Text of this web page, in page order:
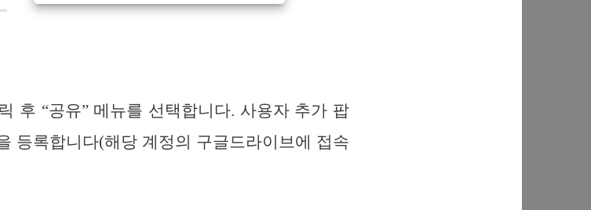
후 “공유” 메뉴를 선택합니다. 사용자 추가 팝
등록합니다(해당 계정의 구글드라이브에 접속